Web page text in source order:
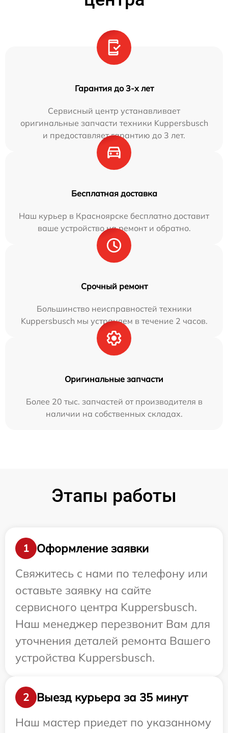
Гарантия до 3-х лет
Сервисный центр устанавливает
оригинальные запчасти техники Kuppersbusch
и предоставляет гарантию до 3 лет.
Бесплатная доставка
Наш курьер в Красноярске бесплатно доставит
ваше устройство на ремонт и обратно.
Срочный ремонт
Большинство неисправностей техники
Kuppersbusch мы устраняем в течение 2 часов.
Оригинальные запчасти
Более 20 тыс. запчастей от производителя в
наличии на собственных складах.
Этапы работы
1
Оформление заявки
Свяжитесь с нами по телефону или
оставьте заявку на сайте
сервисного центра Kuppersbusch.
Наш менеджер перезвонит Вам для
уточнения деталей ремонта Вашего
устройства Kuppersbusch.
2
Выезд курьера за 35 минут
Наш мастер приедет по указанному